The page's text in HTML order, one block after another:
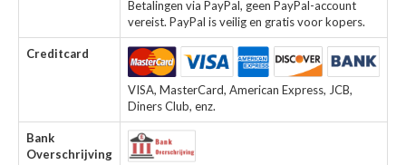
Betalingen via PayPal, geen PayPal-account
vereist. PayPal is veilig en gratis voor kopers.
Creditcard
VISA, MasterCard, American Express, JCB,
Diners Club, enz.
Bank
Overschrijving